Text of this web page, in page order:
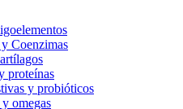
Coenzimas
proteínas
y probióticos
omegas